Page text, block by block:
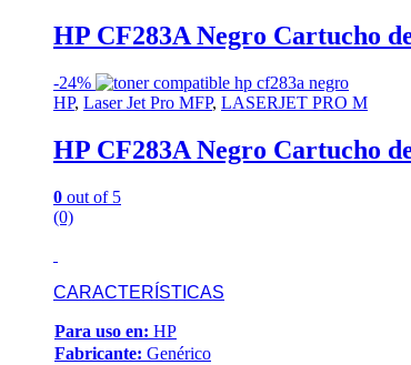
HP CF283A Negro Cartucho
-24%
HP, Laser Jet Pro MFP, LASERJET PRO M
HP CF283A Negro Cartucho
0 out of 5
(0)
CARACTERÍSTICAS
Para uso en: HP
Fabricante: Genérico